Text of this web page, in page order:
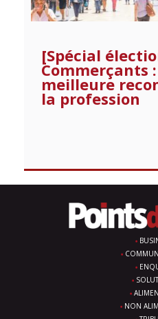
[Spécial
Commerçants
meilleure
la profession
NON